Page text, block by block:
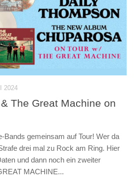
2024
The Great Machine on
Bands gemeinsam auf Tour! Wer da
drei mal zu Rock am Ring. Hier
und dann noch ein zweiter
MACHINE...